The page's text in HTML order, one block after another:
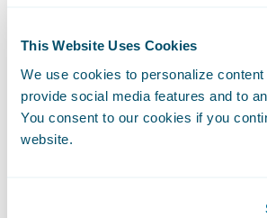
This Website Uses Cookies
We use cookies to personalize
provide social media features and to
You consent to our cookies if you
website.
zeigen, wie man von der
gelangt:
Das Beispiel derNN
hierbei besonders
Herausforderung einer